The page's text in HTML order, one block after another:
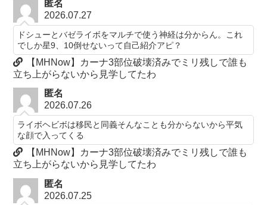
匿名
2026.07.27
ドシューとバゼライボをマルチで使う神経は分からん。これ
でしか星9、10倒せないって自己紹介アピ？
【MHNow】カーナ3部位破壊済みでミリ残しで誰も
立ち上がらないから見学してたわ
匿名
2026.07.26
ライボヘビボは移民と同義そんなことも分からないから平気
な顔で入ってくる
【MHNow】カーナ3部位破壊済みでミリ残しで誰も
立ち上がらないから見学してたわ
匿名
2026.07.25